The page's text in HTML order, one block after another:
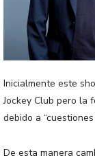
Inicialmente este
Jockey Club pero la
debido a
De esta manera